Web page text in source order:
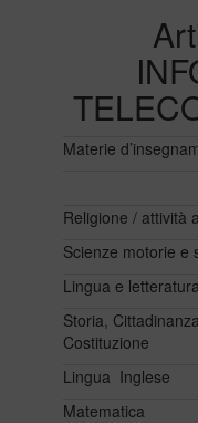
Materie
Religione / attività
Scienze motorie e
Lingua e
Storia,
Costituzione
Lingua Inglese
Matematica